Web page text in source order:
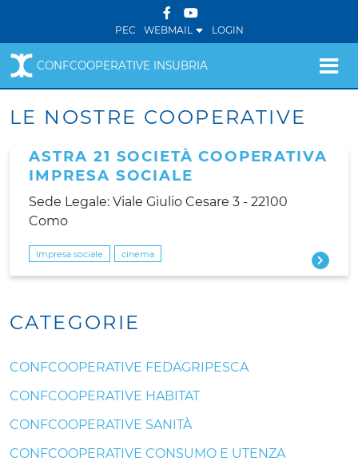
PEC WEBMAIL LOGIN
CONFCOOPERATIVE INSUBRIA
LE NOSTRE COOPERATIVE
ASTRA 21 SOCIETÀ COOPERATIVA
IMPRESA SOCIALE
Sede Legale: Viale Giulio Cesare 3 - 22100
Como
Impresa sociale cinema
CATEGORIE
CONFCOOPERATIVE FEDAGRIPESCA
CONFCOOPERATIVE HABITAT
CONFCOOPERATIVE SANITÀ
CONFCOOPERATIVE CONSUMO E UTENZA